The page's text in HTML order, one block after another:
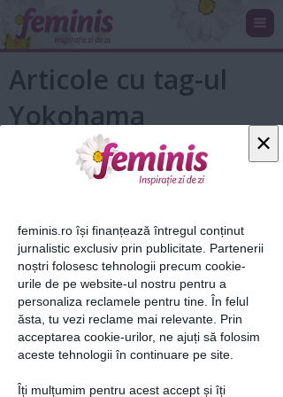
×
feminis.ro își finanțează întregul conținut
jurnalistic exclusiv prin publicitate. Partenerii
noștri folosesc tehnologii precum cookie-
urile de pe website-ul nostru pentru a
personaliza reclamele pentru tine. În felul
ăsta, tu vezi reclame mai relevante. Prin
acceptarea cookie-urilor, ne ajuți să folosim
aceste tehnologii în continuare pe site.
Îți mulțumim pentru acest accept și îți
Articole cu tag-ul
Yokohama
Ce trebuie să ştii despre Japonia
pentru o vacanţă cu buget redus
8 mai 2017